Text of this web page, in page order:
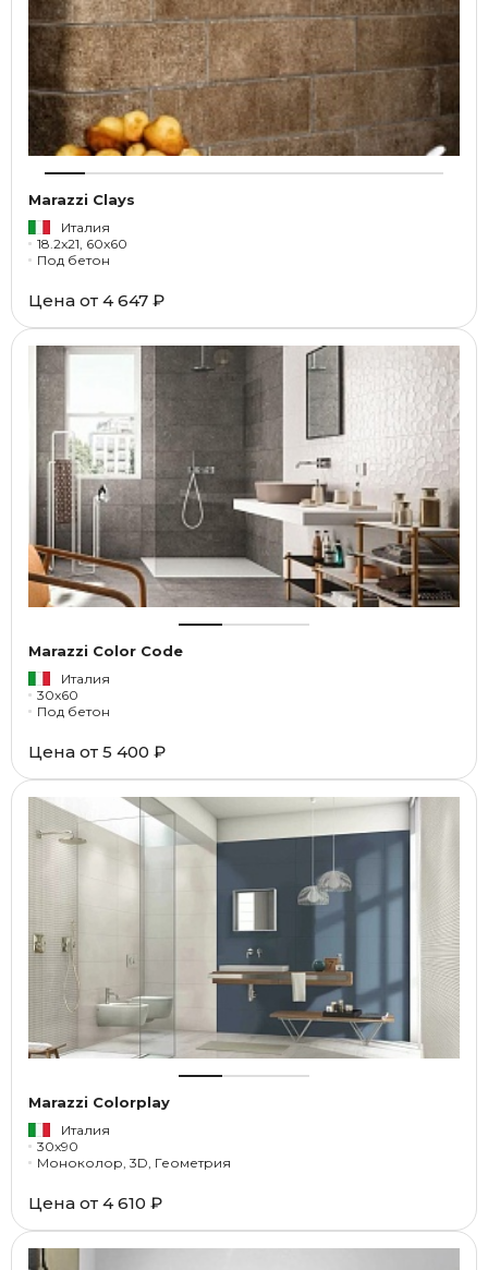
Marazzi Clays
Италия
18.2x21, 60x60
Под бетон
Цена от 4 647 ₽
Marazzi Color Code
Италия
30x60
Под бетон
Цена от 5 400 ₽
Marazzi Colorplay
Италия
30x90
Моноколор, 3D, Геометрия
Цена от 4 610 ₽